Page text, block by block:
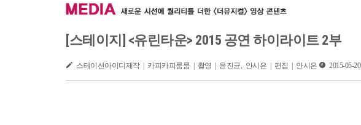
[스테이지] <유린타운> 2015 공연 하이라이트 2부
스테이션아이디제작 | 카피카피룸룸 | 촬영 | 윤진균, 안시은 | 편집 | 안시은 2015-05-20